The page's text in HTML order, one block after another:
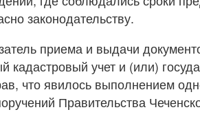
законодательству.
приема и выдачи
кадастровый учет и (или)
что явилось выполнением
Правительства